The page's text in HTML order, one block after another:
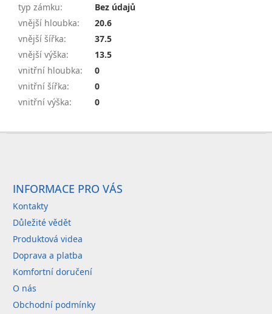
typ zámku:
Bez údajů
vnější hloubka:
20.6
vnější šířka:
37.5
vnější výška:
13.5
vnitřní hloubka:
0
vnitřní šířka:
0
vnitřní výška: 0
INFORMACE PRO VÁS
Kontakty
Důležité vědět
Produktová videa
Doprava a platba
Komfortní doručení
O nás
Obchodní podmínky